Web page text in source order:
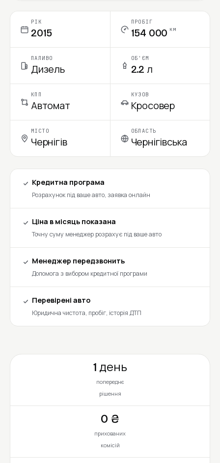
РІК
2015
ПРОБІГ
154 000 км
ПАЛИВО
Дизель
ОБ'ЄМ
2.2 л
КПП
Автомат
КУЗОВ
Кросовер
МІСТО
Чернігів
ОБЛАСТЬ
Чернігівська
Кредитна програма
Розрахунок під ваше авто, заявка онлайн
Ціна в місяць показана
Точну суму менеджер розрахує під ваше авто
Менеджер передзвонить
Допомога з вибором кредитної програми
Перевірені авто
Юридична чистота, пробіг, історія ДТП
1 день
попереднє
рішення
0 ₴
прихованих
комісій